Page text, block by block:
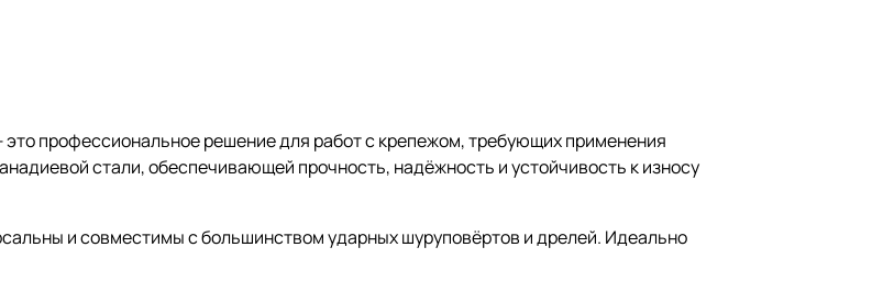
это профессиональное решение для работ с крепежом, требующих применения
стали, обеспечивающей прочность, надёжность и устойчивость к износу
и совместимы с большинством ударных шуруповёртов и дрелей. Идеально